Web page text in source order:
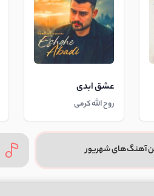
عشق ابدی
روح الله کرمی
آهنگ‌های شهریور